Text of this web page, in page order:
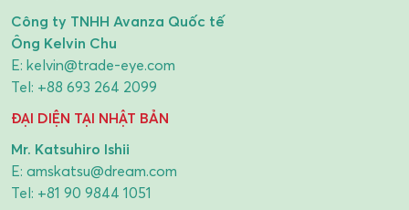
Công ty TNHH Avanza Quốc tế
Ông Kelvin Chu
E: kelvin@trade-eye.com
Tel: +88 693 264 2099
ĐẠI DIỆN TẠI NHẬT BẢN
Mr. Katsuhiro Ishii
E: amskatsu@dream.com
Tel: +81 90 9844 1051